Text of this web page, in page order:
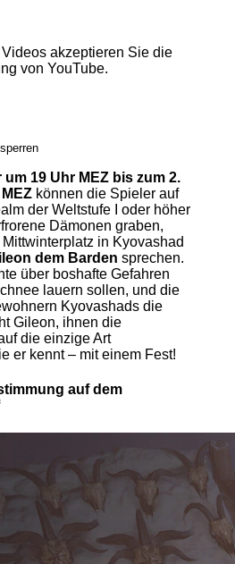
akzeptieren Sie die
von YouTube.
um 19 Uhr MEZ bis zum 2.
können die Spieler auf
der Weltstufe I oder höher
Dämonen graben,
in Kyovashad
dem Barden sprechen.
über boshafte Gefahren
lauern sollen, und die
Kyovashads die
Gileon, ihnen die
die einzige Art
er kennt – mit einem Fest!
auf dem